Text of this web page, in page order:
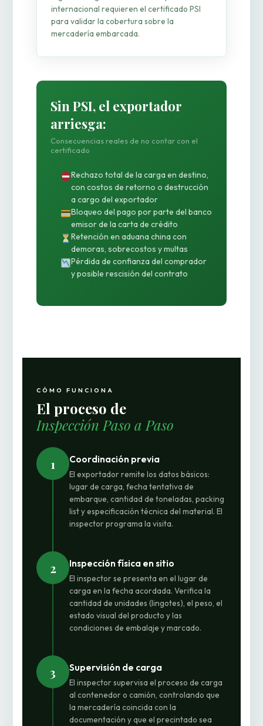
internacional requieren el certificado PSI
para validar la cobertura sobre la
mercadería embarcada.
Sin PSI, el exportador
arriesga:
Consecuencias reales de no contar con el
certificado
Rechazo total de la carga en destino,
con costos de retorno o destrucción
a cargo del exportador
Bloqueo del pago por parte del banco
emisor de la carta de crédito
Retención en aduana china con
demoras, sobrecostos y multas
Pérdida de confianza del comprador
y posible rescisión del contrato
CÓMO FUNCIONA
El proceso de
Inspección Paso a Paso
1 Coordinación previa
El exportador remite los datos básicos:
lugar de carga, fecha tentativa de
embarque, cantidad de toneladas, packing
list y especificación técnica del material. El
inspector programa la visita.
2 Inspección física en sitio
El inspector se presenta en el lugar de
carga en la fecha acordada. Verifica la
cantidad de unidades (lingotes), el peso, el
estado visual del producto y las
condiciones de embalaje y marcado.
3 Supervisión de carga
El inspector supervisa el proceso de carga
al contenedor o camión, controlando que
la mercadería coincida con la
documentación y que el precintado sea